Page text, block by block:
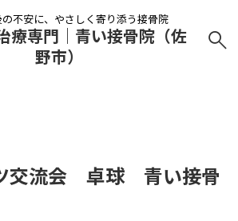
不安に、やさしく寄り添う接骨院
療専門｜青い接骨院（佐
野市）
交流会 卓球 青い接骨